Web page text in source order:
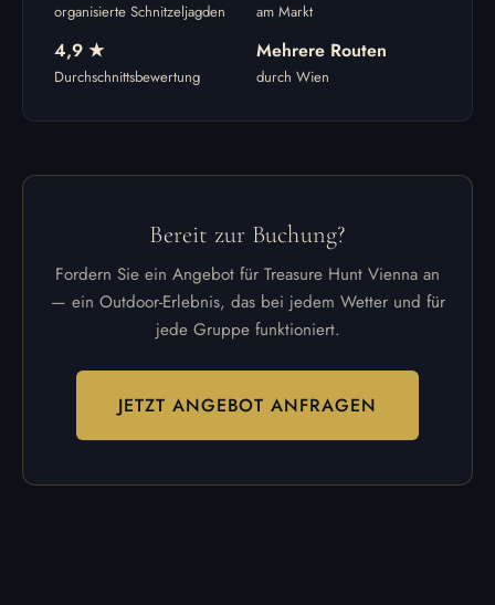
organisierte Schnitzeljagden am Markt
4,9 ★
Durchschnittsbewertung
Mehrere Routen
durch Wien
Bereit zur Buchung?
Fordern Sie ein Angebot für Treasure Hunt Vienna an
— ein Outdoor-Erlebnis, das bei jedem Wetter und für
jede Gruppe funktioniert.
JETZT ANGEBOT ANFRAGEN